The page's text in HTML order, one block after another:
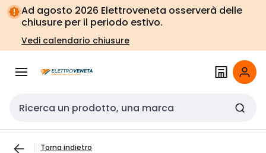
Vai alla
navigazione
Vai
alla
pagina
Ad agosto 2026 Elettroveneta osserverà delle
chiusure per il periodo estivo.
Vedi calendario chiusure
Cerca input
Torna indietro